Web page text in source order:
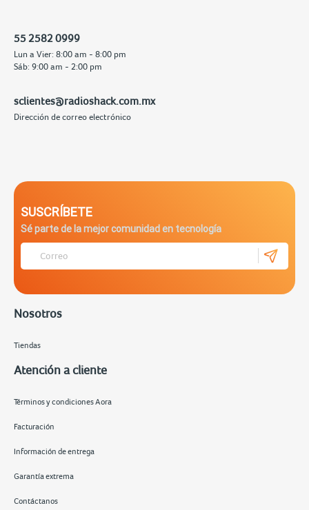
55 2582 0999
Lun a Vier: 8:00 am - 8:00 pm
Sáb: 9:00 am - 2:00 pm
sclientes@radioshack.com.mx
Dirección de correo electrónico
SUSCRÍBETE
Sé parte de la mejor comunidad en tecnología
Nosotros
Tiendas
Atención a cliente
Términos y condiciones Aora
Facturación
Información de entrega
Garantía extrema
Contáctanos